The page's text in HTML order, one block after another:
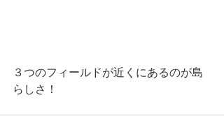
３つのフィールドが近くにあるのが島
らしさ！